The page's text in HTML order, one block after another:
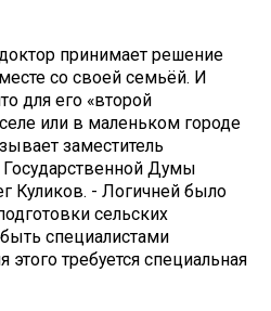
принимает решение
со своей семьёй. И
для его «второй
или в маленьком городе
заместитель
Государственной Думы
Куликов. - Логичней было
сельских
специалистами
требуется специальная